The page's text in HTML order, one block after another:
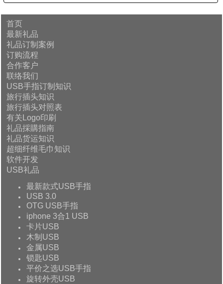
首页
最新礼品
礼品订制案例
订购流程
合作客户
联络我们
USB手指订制知识
旅行插头知识
旅行插头对照表
有关Logo印刷
礼品採購指南
礼品货运知识
超细纤维毛巾知识
软件开发
USB礼品
最新款式USB手指
USB 3.0
OTG USB手指
iphone 3合1 USB
卡片USB
木制USB
金属USB
锁匙USB
平价之选USB手指
旋转外壳USB